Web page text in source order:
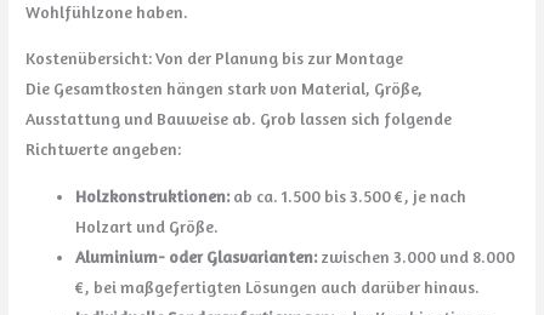
Wohlfühlzone haben.
Kostenübersicht: Von der Planung bis zur Montage
Die Gesamtkosten hängen stark von Material, Größe,
Ausstattung und Bauweise ab. Grob lassen sich folgende
Richtwerte angeben:
Holzkonstruktionen:ab ca. 1.500 bis 3.500 €, je nach
Holzart und Größe.
Aluminium- oder Glasvarianten:zwischen 3.000 und 8.000
€, bei maßgefertigten Lösungen auch darüber hinaus.